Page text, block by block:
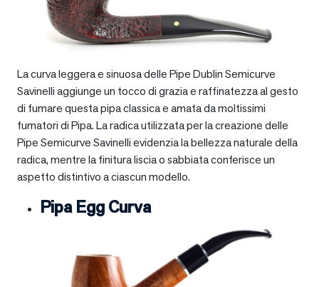
La curva leggera e sinuosa delle Pipe Dublin Semicurve
Savinelli aggiunge un tocco di grazia e raffinatezza al gesto
di fumare questa pipa classica e amata da moltissimi
fumatori di Pipa. La radica utilizzata per la creazione delle
Pipe Semicurve Savinelli evidenzia la bellezza naturale della
radica, mentre la finitura liscia o sabbiata conferisce un
aspetto distintivo a ciascun modello.
Pipa Egg Curva